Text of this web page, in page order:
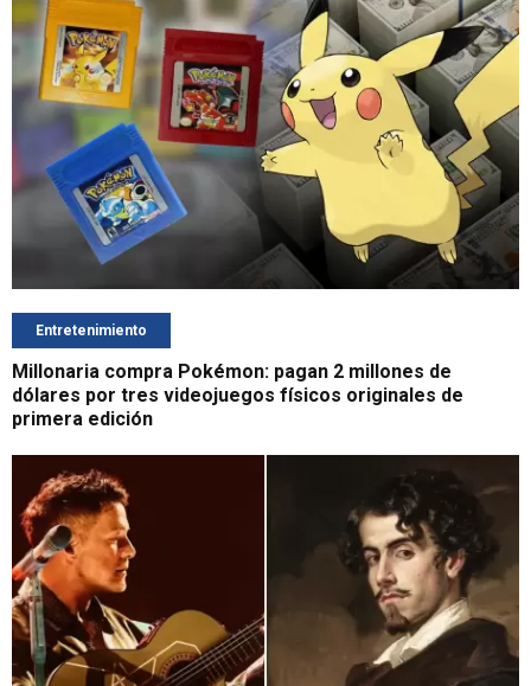
Entretenimiento
Millonaria compra Pokémon: pagan 2 millones de
dólares por tres videojuegos físicos originales de
primera edición